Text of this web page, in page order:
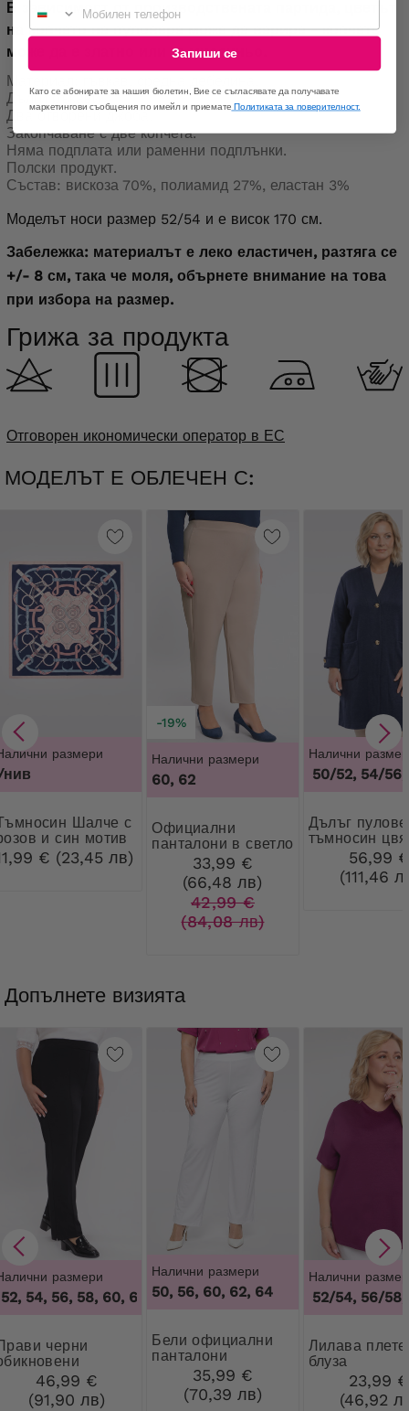
В зависимост от производствената партида, цветът
на копчето на пуловера може да варира - копчето
може да е златно или тъмносиньо.
Материал: гъвкав, средна дебелина.
Дълги ръкави.
Два отворени джоба.
Закопчаване с две копчета.
Няма подплата или раменни подплънки.
Полски продукт.
Състав: вискоза 70%, полиамид 27%, еластан 3%
Моделът носи размер 52/54 и е висок 170 см.
Забележка: материалът е леко еластичен, разтяга се
+/- 8 см, така че моля, обърнете внимание на това
при избора на размер.
Грижа за продукта
Отговорен икономически оператор в ЕС
МОДЕЛЪТ Е ОБЛЕЧЕН С:
размери
с
и син мотив
€ (23,45 лв)
-19%
Налични размери
60, 62
Официални
панталони в светло
бежово33,99 €
(66,48 лв)
42,99 €
(84,08 лв)
Налични
46/48, 50/52, 54/56,
Дълъг пуловер в
тъмносин
56,99 €
(111,46
Допълнете визията
размери
54, 56, 58, 60, 62, 64, 48, 50, 52, 54, 56, 58, 60, 62, 64
46,99 €
(91,90 лв)
Налични размери
50, 56, 60, 62, 64
Бели официални
панталони
35,99 €
(70,39 лв)
Налични
48/50, 52/54, 56/58,
Лилава плетена
блуза
23,99 €
(46,92
Мобилен телефон
Запиши се
Като се абонирате за нашия бюлетин, Вие се съгласявате да получавате
маркетингови съобщения по имейл и приемате Политиката за поверителност.